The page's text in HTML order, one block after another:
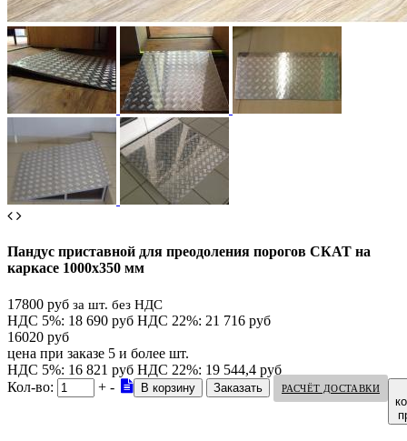
Пандус приставной для преодоления порогов СКАТ на
каркасе 1000х350 мм
17800 руб за шт. без НДС
НДС 5%: 18 690 руб НДС 22%: 21 716 руб
16020 руб
цена при заказе 5 и более шт.
НДС 5%: 16 821 руб НДС 22%: 19 544,4 руб
Кол-во:
+ - РАСЧЁТ ДОСТАВКИ